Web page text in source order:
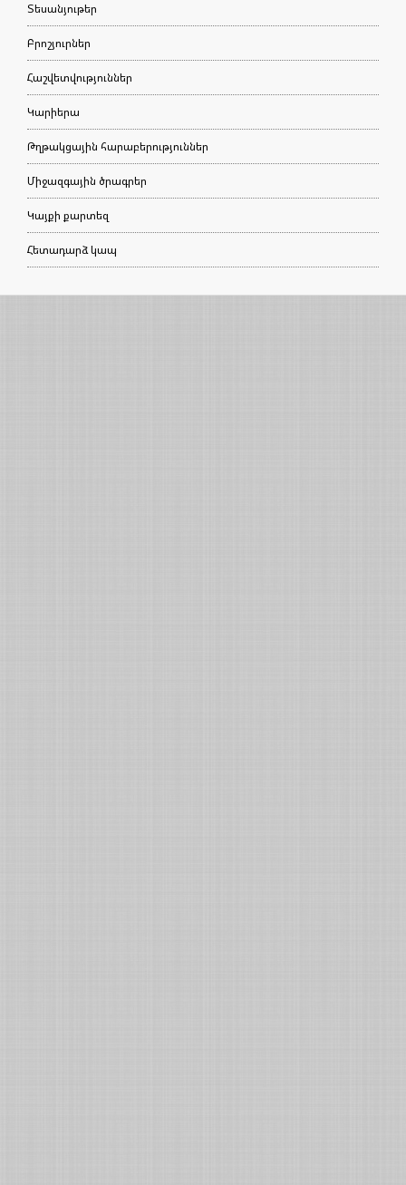
Տեսանյութեր
Բրոշյուրներ
Հաշվետվություններ
Կարիերա
Թղթակցային հարաբերություններ
Միջազգային ծրագրեր
Կայքի քարտեզ
Հետադարձ կապ